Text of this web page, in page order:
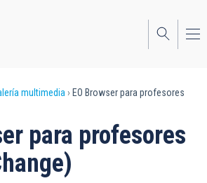
multimedia
EO Browser para profesores
para profesores